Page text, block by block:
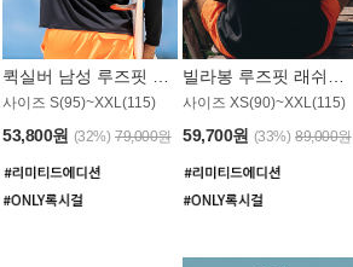
사이즈 S(95)~XXL(115)
53,800원 (32%) 79,000원
사이즈 XS(90)~XXL(115)
59,700원 (33%) 89,000원